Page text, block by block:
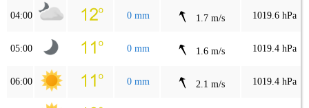
04:00 0 mm 1.7 m/s 1019.6 hPa
05:00 0 mm 1.6 m/s 1019.4 hPa
06:00 0 mm 2.1 m/s 1019.4 hPa